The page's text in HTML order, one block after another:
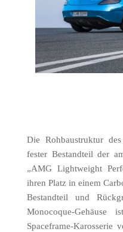
Die Rohbaustruktur
fester Bestandteil der
„AMG Lightweight
ihren Platz in einem
Bestandteil und
Monocoque-
Spaceframe-Karosserie